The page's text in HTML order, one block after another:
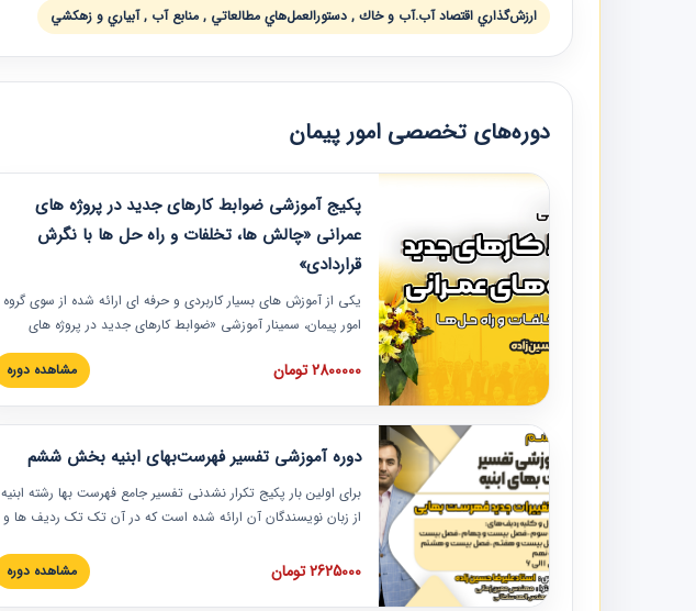
ارزش‌گذاري اقتصاد آب.آب و خاك , دستورالعمل‌هاي مطالعاتي , منابع آب , آبياري و زهكشي
دوره‌های تخصصی امور پیمان
پکیج آموزشی ضوابط کارهای جدید در پروژه های
عمرانی «چالش ها، تخلفات و راه حل ها با نگرش
قراردادی»
یکی از آموزش‏‏‏‏‏‏ های بسیار کاربردی و حرفه‏ ای ارائه شده از سوی گروه
امور پیمان، سمینار آموزشی «ضوابط کارهای جدید در پروژه های
عمرانی» چالش ها، تخلفات و راه حل ها با نگرش قراردادی است که
در محل سندیکای شرکت های ساختمانی کشور ارائه شد. در این
به همراه تجربیات عملی ارائه شده است.
2800000 تومان مشاهده دوره
دوره آموزشی تفسیر فهرست‌بهای ابنیه بخش ششم
برای اولین بار پکیج تکرار نشدنی تفسیر جامع فهرست بها رشته ابنیه
از زبان نویسندگان آن ارائه شده است که در آن تک تک ردیف ها و
تصویری بوده و به همراه تصاویر عملیات اجرایی مرتبط با ردیف های
فهرست بها ارائه شده است. این دوره با کلام مهندس
2625000 تومان مشاهده دوره